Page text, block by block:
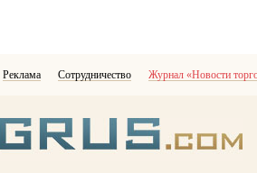
Реклама Сотрудничество Журнал «Новости